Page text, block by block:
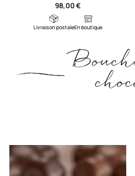
98,00 €
Livraison postaleEn boutique